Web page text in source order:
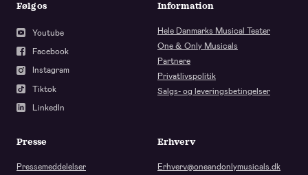
Følg os
Youtube
Facebook
Instagram
Tiktok
LinkedIn
Information
Hele Danmarks Musical Teater
One & Only Musicals
Partnere
Privatlivspolitik
Salgs- og leveringsbetingelser
Presse
Pressemeddelelser
Erhverv
Erhverv@oneandonlymusicals.dk